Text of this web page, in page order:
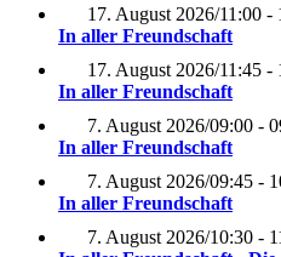
17. August 2026/11:00 -
In aller Freundschaft
17. August 2026/11:45 -
In aller Freundschaft
7. August 2026/09:00 -
In aller Freundschaft
7. August 2026/09:45 -
In aller Freundschaft
7. August 2026/10:30 -